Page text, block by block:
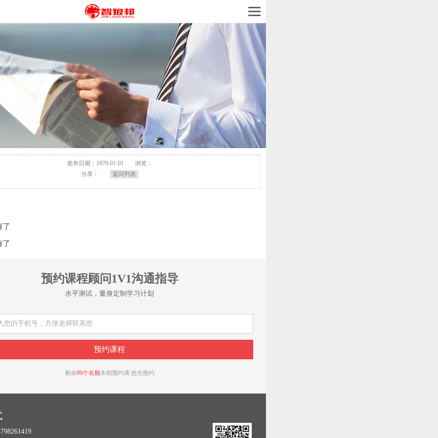
发布日期：1970-01-01
浏览：
分享：
返回列表
了
了
预约课程顾问1V1沟通指导
水平测试，量身定制学习计划
剩余99个名额本期预约满 抢先预约